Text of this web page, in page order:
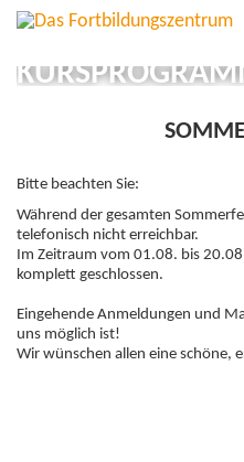
Bitte beachten Sie:
Während der gesamten
telefonisch nicht erreichbar.
Im Zeitraum vom 01.08. bis
komplett geschlossen.
Eingehende Anmeldungen und
uns möglich ist!
Wir wünschen allen eine schöne,